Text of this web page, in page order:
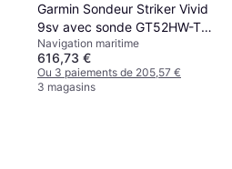
Garmin Sondeur Striker Vivid
9sv avec sonde GT52HW-TM
Noir
Navigation maritime
616,73 €
Ou 3 paiements de 205,57 €
3 magasins